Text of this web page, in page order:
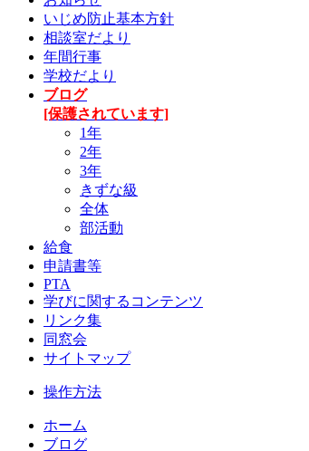
いじめ防止基本方針
相談室だより
年間行事
学校だより
ブログ
[保護されています]
1年
2年
3年
きずな級
全体
部活動
給食
申請書等
PTA
学びに関するコンテンツ
リンク集
同窓会
サイトマップ
操作方法
ホーム
ブログ